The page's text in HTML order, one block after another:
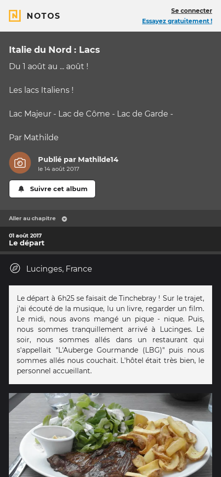
NOTOS
Se connecter
Essayez gratuitement !
Italie du Nord : Lacs
Du 1 août au ... août !
Les lacs Italiens !
Lac Majeur - Lac de Côme - Lac de Garde -
Par Mathilde
Publié par Mathilde14
le 14 août 2017
Suivre cet album
Aller au chapitre
01 août 2017
Le départ
Lucinges, France
Le départ à 6h25 se faisait de Tinchebray ! Sur le trajet,
j'ai écouté de la musique, lu un livre, regarder un film.
Le midi, nous avons mangé un pique - nique. Puis,
nous sommes tranquillement arrivé à Lucinges. Le
soir, nous sommes allés dans un restaurant qui
s'appellait "L'Auberge Gourmande (LBG)" puis nous
sommes allés nous couchait. L'hôtel était très bien, le
personnel accueillant.